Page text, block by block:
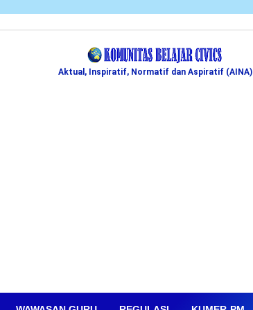
Aktual, Inspiratif, Normatif dan Aspiratif (AINA)